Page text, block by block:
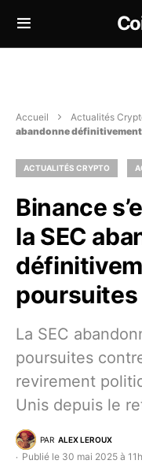
Accueil Actualités
abandonne
ACTUALITÉS CRYPTO
Binance
la SEC
poursuites
La SEC
poursuites
revirement
Unis depuis le
PAR ALEX LEROUX
Publié le 30 mai 2025 à